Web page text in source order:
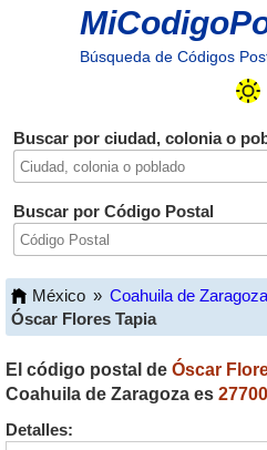
Búsqueda de Códigos
Buscar por ciudad, colonia o
Buscar por Código Postal
México » Coahuila de Zaragoza
Óscar Flores Tapia
El código postal de Óscar
Coahuila de Zaragoza es 27700
Detalles: